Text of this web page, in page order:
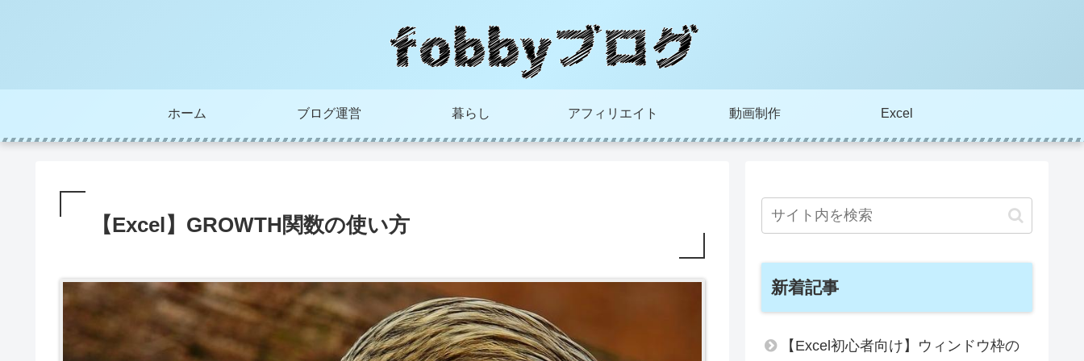
ホーム ブログ運営 暮らし アフィリエイト 動画制作 Excel
【Excel】GROWTH関数の使い方